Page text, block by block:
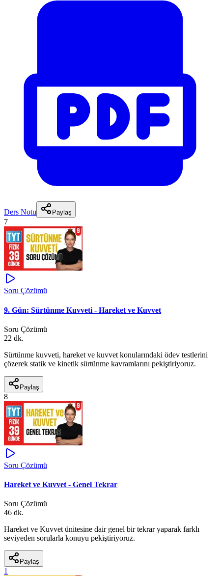
Ders Notu Paylaş
7
Soru Çözümü
9. Gün: Sürtünme Kuvveti - Hareket ve Kuvvet
Soru Çözümü
22 dk.
Sürtünme kuvveti, hareket ve kuvvet konularındaki ödev testlerini
çözerek statik ve kinetik sürtünme kavramlarını pekiştiriyoruz.
Paylaş
8
Soru Çözümü
Hareket ve Kuvvet - Genel Tekrar
Soru Çözümü
46 dk.
Hareket ve Kuvvet ünitesine dair genel bir tekrar yaparak farklı
seviyeden sorularla konuyu pekiştiriyoruz.
Paylaş
1